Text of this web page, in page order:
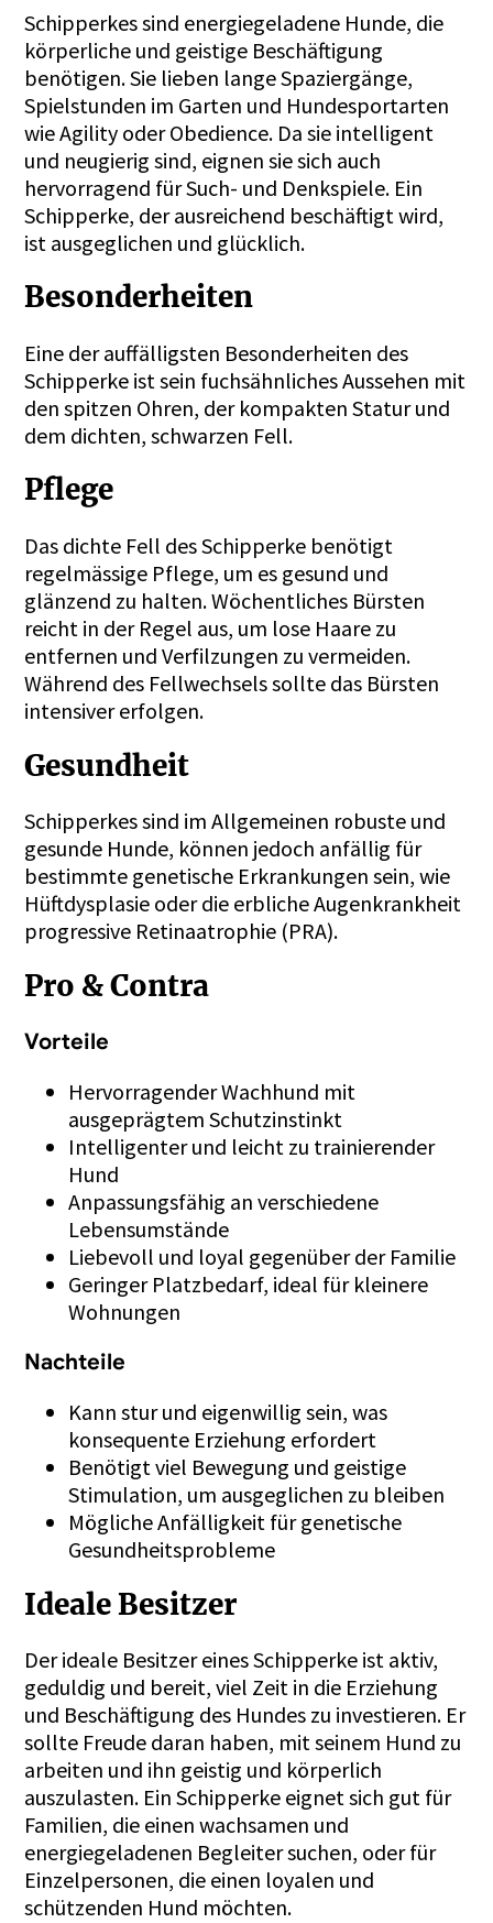
Schipperkes sind energiegeladene Hunde, die
körperliche und geistige Beschäftigung
benötigen. Sie lieben lange Spaziergänge,
Spielstunden im Garten und Hundesportarten
wie Agility oder Obedience. Da sie intelligent
und neugierig sind, eignen sie sich auch
hervorragend für Such- und Denkspiele. Ein
Schipperke, der ausreichend beschäftigt wird,
ist ausgeglichen und glücklich.
Besonderheiten
Eine der auffälligsten Besonderheiten des
Schipperke ist sein fuchsähnliches Aussehen mit
den spitzen Ohren, der kompakten Statur und
dem dichten, schwarzen Fell.
Pflege
Das dichte Fell des Schipperke benötigt
regelmässige Pflege, um es gesund und
glänzend zu halten. Wöchentliches Bürsten
reicht in der Regel aus, um lose Haare zu
entfernen und Verfilzungen zu vermeiden.
Während des Fellwechsels sollte das Bürsten
intensiver erfolgen.
Gesundheit
Schipperkes sind im Allgemeinen robuste und
gesunde Hunde, können jedoch anfällig für
bestimmte genetische Erkrankungen sein, wie
Hüftdysplasie oder die erbliche Augenkrankheit
progressive Retinaatrophie (PRA).
Pro & Contra
Vorteile
Hervorragender Wachhund mit
ausgeprägtem Schutzinstinkt
Intelligenter und leicht zu trainierender
Hund
Anpassungsfähig an verschiedene
Lebensumstände
Liebevoll und loyal gegenüber der Familie
Geringer Platzbedarf, ideal für kleinere
Wohnungen
Nachteile
Kann stur und eigenwillig sein, was
konsequente Erziehung erfordert
Benötigt viel Bewegung und geistige
Stimulation, um ausgeglichen zu bleiben
Mögliche Anfälligkeit für genetische
Gesundheitsprobleme
Ideale Besitzer
Der ideale Besitzer eines Schipperke ist aktiv,
geduldig und bereit, viel Zeit in die Erziehung
und Beschäftigung des Hundes zu investieren. Er
sollte Freude daran haben, mit seinem Hund zu
arbeiten und ihn geistig und körperlich
auszulasten. Ein Schipperke eignet sich gut für
Familien, die einen wachsamen und
energiegeladenen Begleiter suchen, oder für
Einzelpersonen, die einen loyalen und
schützenden Hund möchten.